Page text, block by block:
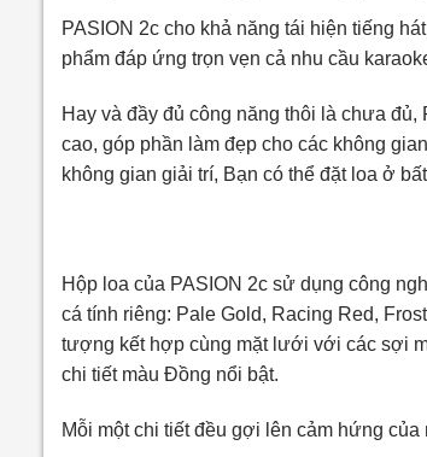
PASION 2c cho khả năng tái hiện tiếng
phẩm đáp ứng trọn vẹn cả nhu cầu
Hay và đầy đủ công năng thôi là chưa
cao, góp phần làm đẹp cho các không
không gian giải trí, Bạn có thể đặt loa ở
Hộp loa của PASION 2c sử dụng công
cá tính riêng: Pale Gold, Racing Red,
tượng kết hợp cùng mặt lưới với các sợi
chi tiết màu Đồng nổi bật.
Mỗi một chi tiết đều gợi lên cảm hứng